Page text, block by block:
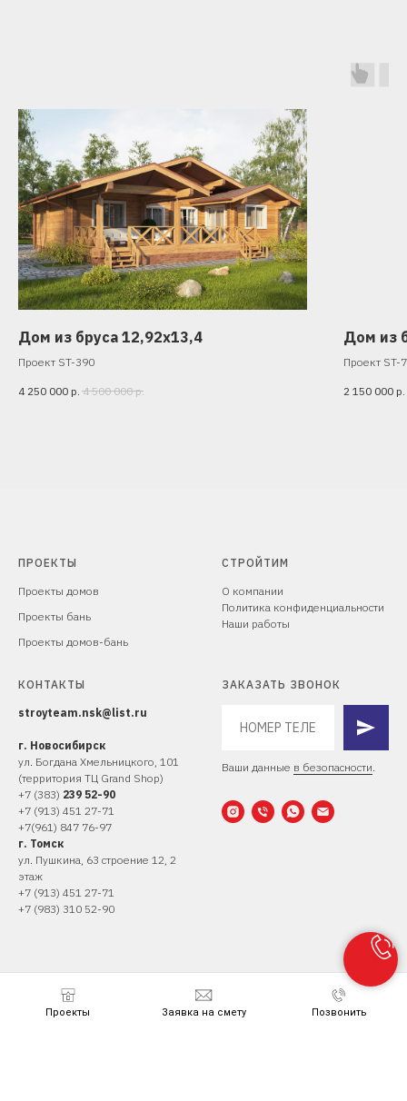
Проекты Заявка на смету Позвонить
Дом из бруса 12,92х13,4
Проект ST-390
4 250 000 р. 4 500 000 р.
Дом из
Проект ST-
2 150 000 р.
ПРОЕКТЫ
Проекты домов
Проекты бань
Проекты домов-бань
СТРОЙТИМ
О компании
Политика конфиденциальности
Наши работы
КОНТАКТЫ
stroyteam.nsk@list.ru
г. Новосибирск
ул. Богдана Хмельницкого, 101
(территория ТЦ Grand Shop)
+7 (383) 239 52-90
+7 (913) 451 27-71
+7(961) 847 76-97
г. Томск
ул. Пушкина, 63 строение 12, 2
этаж
+7 (913) 451 27-71
+7 (983) 310 52-90
ЗАКАЗАТЬ ЗВОНОК
Ваши данные в безопасности
© 2023 Строй Тим, ООО